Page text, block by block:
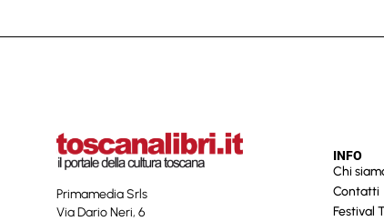
Primamedia Srls
Via Dario Neri, 6
INFO
Chi
Contatti
Festival